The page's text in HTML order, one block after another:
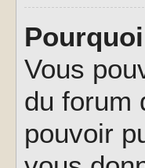
Vous
du forum
pouvoir